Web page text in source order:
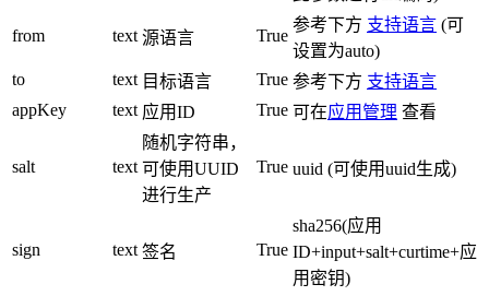
from text 源语言 True
参考下方 支持语言 (可
设置为auto)
to
text 目标语言 True 参考下方 支持语言
appKey
text 应用ID True 可在应用管理 查看
salt text
随机字符串，
可使用UUID
进行生产
True uuid (可使用uuid生成)
sign text 签名 True
sha256(应用
ID+input+salt+curtime+应
用密钥)